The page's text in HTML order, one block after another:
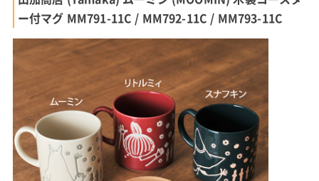
ー付マグ MM791-11C / MM792-11C / MM793-11C